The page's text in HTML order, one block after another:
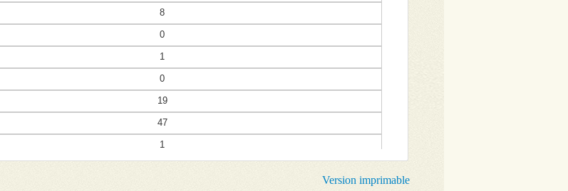
8
0
1
0
19
47
1
Version imprimable